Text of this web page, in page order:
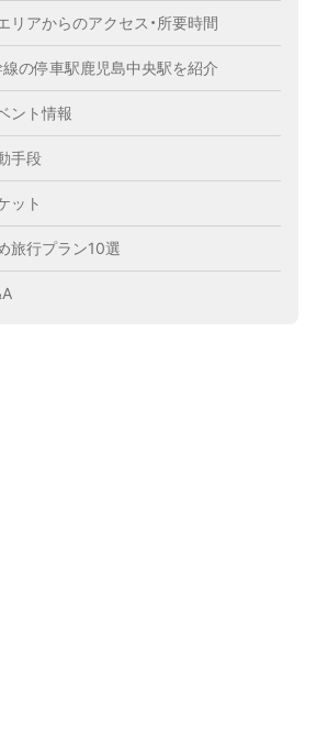
リアからのアクセス・所要時間
線の停車駅鹿児島中央駅を紹介
ント情報
手段
ット
旅行プラン10選